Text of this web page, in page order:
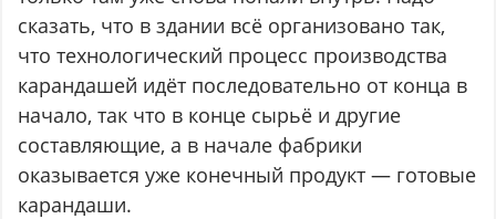
сказать, что в здании всё организовано так,
что технологический процесс производства
карандашей идёт последовательно от конца в
начало, так что в конце сырьё и другие
составляющие, а в начале фабрики
оказывается уже конечный продукт — готовые
карандаши.